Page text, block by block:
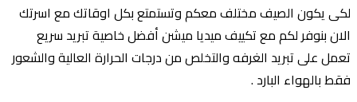
لكى يكون الصيف مختلف معكم وتستمتع بكل اوقاتك مع اسرتك
الان بنوفر لكم مع تكييف ميديا ميشن أفضل خاصية تبريد سريع
تعمل على تبريد الغرفه والتخلص من درجات الحرارة العالية والشعور
فقط بالهواء البارد .